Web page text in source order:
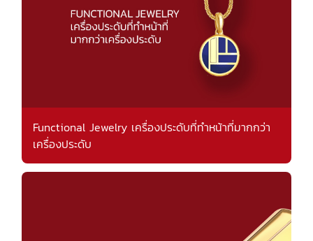
Functional Jewelry เครื่องประดับที่ทำหน้าที่มากกว่า
เครื่องประดับ